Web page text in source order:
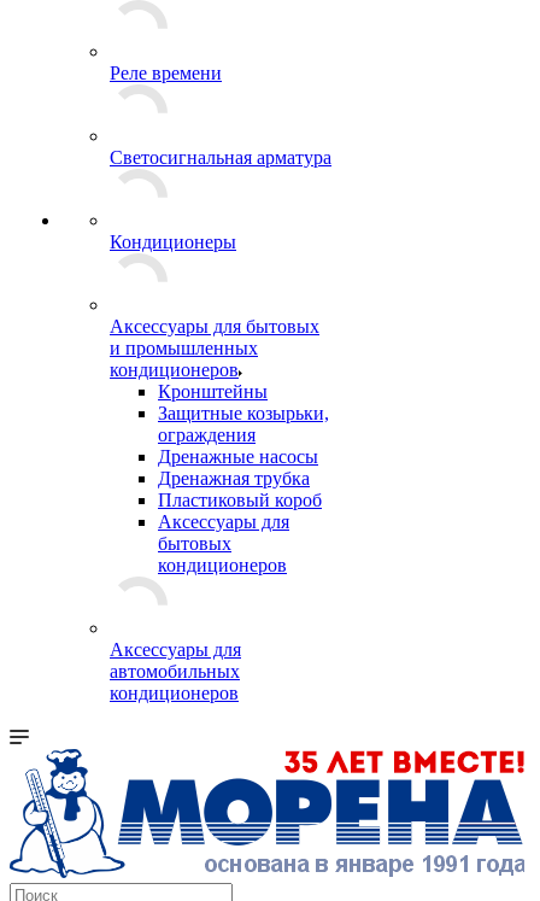
Реле времени
Светосигнальная арматура
Кондиционеры
Аксессуары для бытовых
и промышленных
кондиционеров
Кронштейны
Защитные козырьки,
ограждения
Дренажные насосы
Дренажная трубка
Пластиковый короб
Аксессуары для
бытовых
кондиционеров
Аксессуары для
автомобильных
кондиционеров